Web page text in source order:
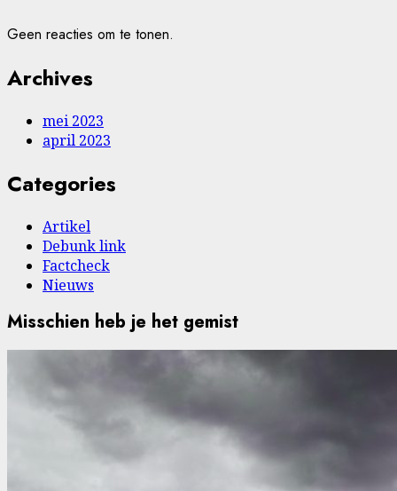
Geen reacties om te tonen.
Archives
mei 2023
april 2023
Categories
Artikel
Debunk link
Factcheck
Nieuws
Misschien heb je het gemist